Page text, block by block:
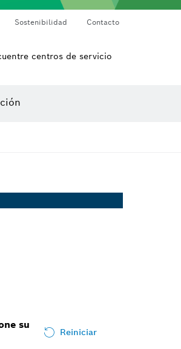
Sostenibilidad Contacto
centros de servicio
su
Reiniciar